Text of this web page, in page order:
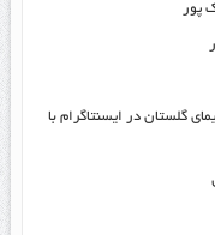
پور
گلستان در ایسنتاگرام با